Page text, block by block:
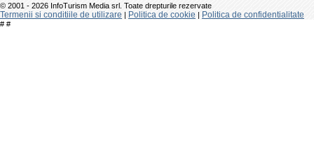
© 2001 - 2026 InfoTurism Media srl. Toate drepturile rezervate
Termenii si conditiile de utilizare | Politica de cookie | Politica de confidentialitate
# #